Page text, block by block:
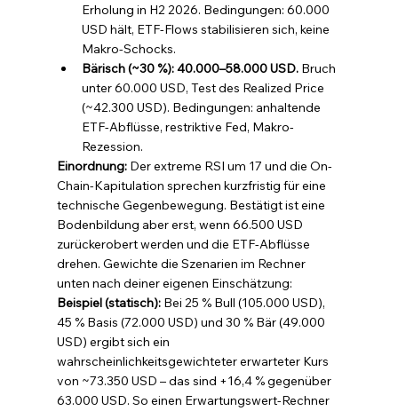
Erholung in H2 2026. Bedingungen: 60.000
USD hält, ETF-Flows stabilisieren sich, keine
Makro-Schocks.
Bärisch (~30 %): 40.000–58.000 USD. Bruch
unter 60.000 USD, Test des Realized Price
(~42.300 USD). Bedingungen: anhaltende
ETF-Abflüsse, restriktive Fed, Makro-
Rezession.
Einordnung: Der extreme RSI um 17 und die On-
Chain-Kapitulation sprechen kurzfristig für eine
technische Gegenbewegung. Bestätigt ist eine
Bodenbildung aber erst, wenn 66.500 USD
zurückerobert werden und die ETF-Abflüsse
drehen. Gewichte die Szenarien im Rechner
unten nach deiner eigenen Einschätzung:
Beispiel (statisch): Bei 25 % Bull (105.000 USD),
45 % Basis (72.000 USD) und 30 % Bär (49.000
USD) ergibt sich ein
wahrscheinlichkeitsgewichteter erwarteter Kurs
von ~73.350 USD – das sind +16,4 % gegenüber
63.000 USD. So einen Erwartungswert-Rechner